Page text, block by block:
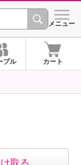
ショッ
メニュー
プル カート
取る